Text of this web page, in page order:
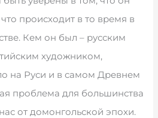
происходит в то время в
Кем он был – русским
художником,
на Руси и в самом Древнем
проблема для большинства
от домонгольской эпохи.